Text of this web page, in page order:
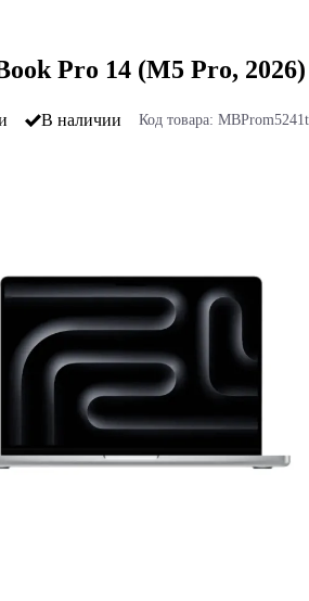
Pro 14 (M5 Pro,
В наличии Код товара: